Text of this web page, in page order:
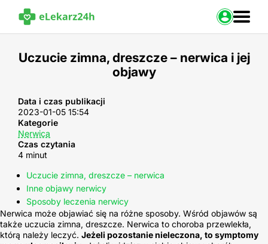
Zaloguj
Uczucie zimna, dreszcze – nerwica i jej
objawy
Data i czas publikacji
2023-01-05 15:54
Kategorie
Nerwica
Czas czytania
4 minut
Uczucie zimna, dreszcze – nerwica
Inne objawy nerwicy
Sposoby leczenia nerwicy
Nerwica może objawiać się na różne sposoby. Wśród objawów są
także uczucia zimna, dreszcze. Nerwica to choroba przewlekła,
którą należy leczyć. Jeżeli pozostanie nieleczona, to symptomy